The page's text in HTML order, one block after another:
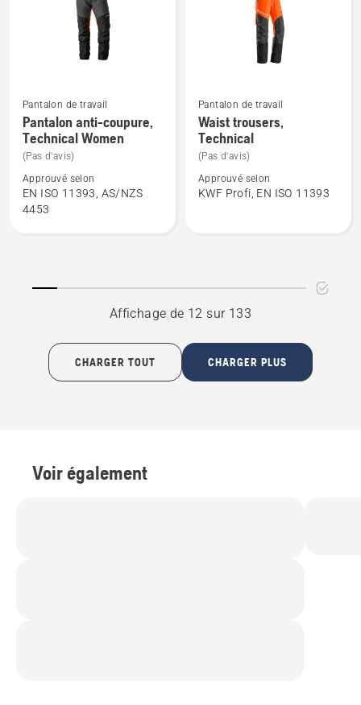
Voir
plus
détails
sur
Pantalon
Pantalon de travail
Pantalon anti-coupure,
Technical Women
(Pas d'avis)
Approuvé selon
EN ISO 11393, AS/NZS
4453
Voir
plus
détails
sur
Pantalon de travail
Waist trousers,
Technical
(Pas d'avis)
Approuvé selon
KWF Profi, EN ISO 11393
Affichage de 12 sur 133
CHARGER TOUT CHARGER PLUS
Voir également